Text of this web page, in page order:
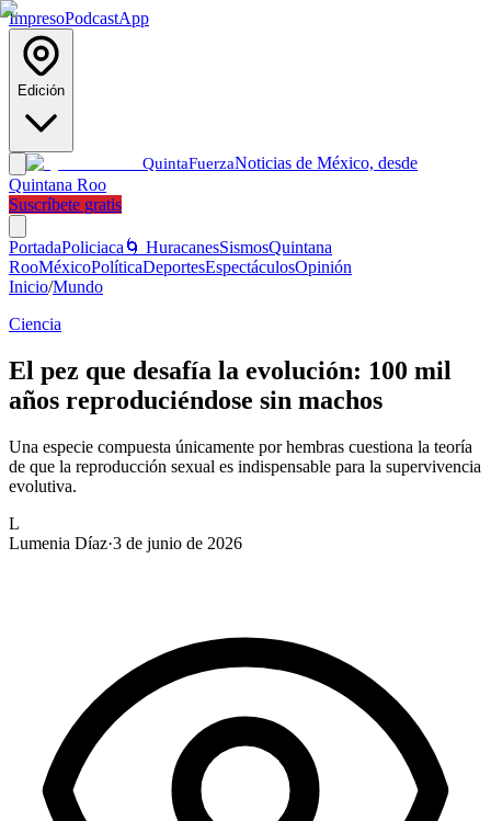
ImpresoPodcastApp
Edición
QuintaFuerzaNoticias de México, desde
Quintana Roo
Suscríbete gratis
PortadaPoliciaca 🌀 HuracanesSismosQuintana
RooMéxicoPolíticaDeportesEspectáculosOpinión
Inicio/Mundo
Ciencia
El pez que desafía la evolución: 100 mil
años reproduciéndose sin machos
Una especie compuesta únicamente por hembras cuestiona la teoría
de que la reproducción sexual es indispensable para la supervivencia
evolutiva.
L
Lumenia Díaz·3 de junio de 2026